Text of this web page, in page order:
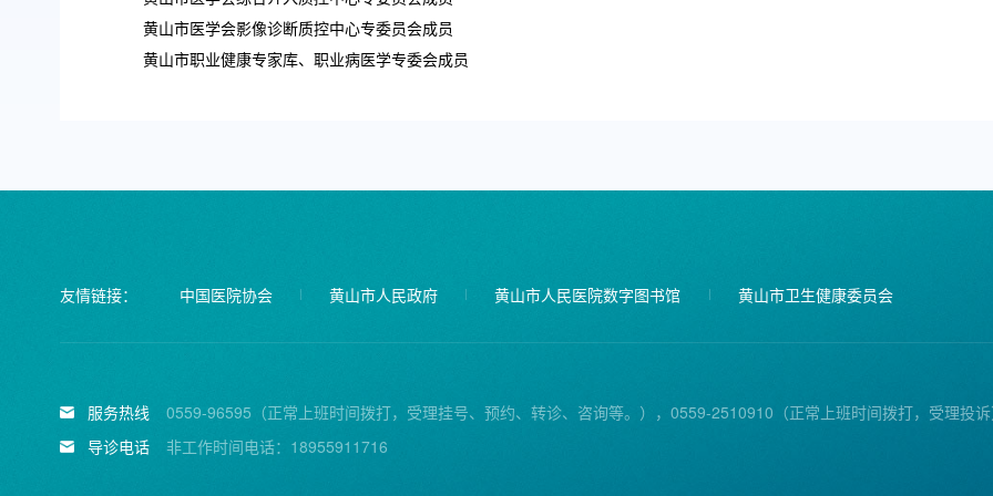
黄山市医学会影像诊断质控中心专委员会成员
黄山市职业健康专家库、职业病医学专委会成员
友情链接： 中国医院协会 黄山市人民政府 黄山市人民医院数字图书馆 黄山市卫生健康委员会
服务热线
0559-96595（正常上班时间拨打，受理挂号、预约、转诊、咨询等。），0559-2510910（正常上班时间拨打，受理投
导诊电话
非工作时间电话：18955911716